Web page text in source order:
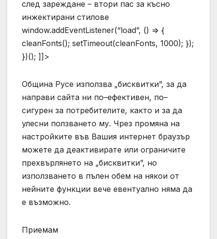
след зареждане – втори пас за късно
инжектирани стилове
window.addEventListener(“load”, () => {
cleanFonts(); setTimeout(cleanFonts, 1000); });
})(); ]]>
Община Русе използва „бисквитки”, за да
направи сайта ни по–ефективен, по–
сигурен за потребителите, както и за да
улесни ползването му. Чрез промяна на
настройките във Вашия интернет браузър
можете да деактивирате или ограничите
прехвърлянето на „бисквитки”, но
използването в пълен обем на някои от
нейните функции вече евентуално няма да
е възможно.
Приемам